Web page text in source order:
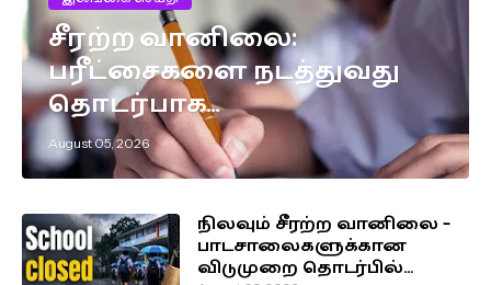
சீரற்ற வானிலை:
பரீட்சைகளை நடத்துவது
தொடர்பாக
எடுக்கப்பட்டுள்ள முக்கிய
தீர்மானம்!
August 05, 2026
நிலவும் சீரற்ற வானிலை –
பாடசாலைகளுக்கான
விடுமுறை தொடர்பில்